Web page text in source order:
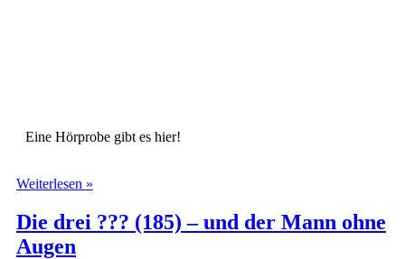
Eine Hörprobe gibt es hier!
Weiterlesen »
???
(192)
Die drei ??? (185) – und der Mann ohne
Augen